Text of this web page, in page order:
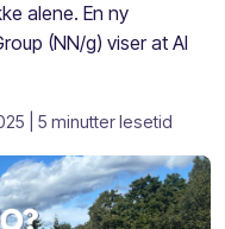
alene. En ny
(NN/g) viser at AI
| 5 minutter lesetid